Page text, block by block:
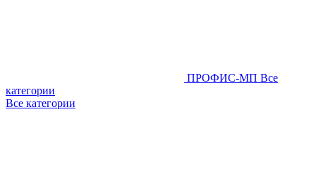
ПРОФИС-МП Все
категории
Все категории